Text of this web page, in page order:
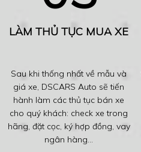
LÀM THỦ TỤC MUA XE
Sau khi thống nhất về mẫu và
giá xe, DSCARS Auto sẽ tiến
hành làm các thủ tục bán xe
cho quý khách: check xe trong
hãng, đặt cọc, ký hợp đồng, vay
ngân hàng...